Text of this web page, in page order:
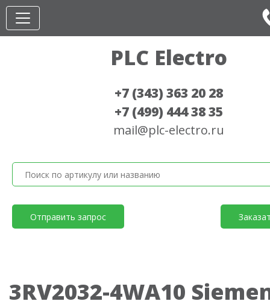
PLC Electro
+7 (343) 363 20 28
+7 (499) 444 38 35
mail@plc-electro.ru
Отправить запрос
3RV2032-4WA10